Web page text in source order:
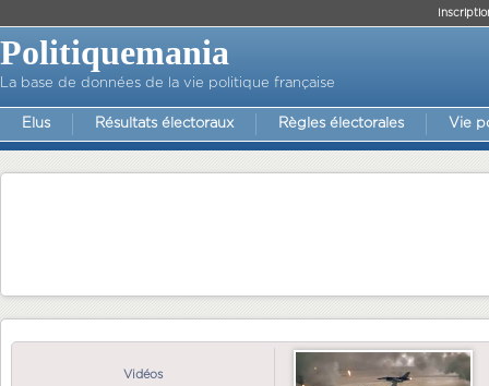
Politiquemania
La base de données de la vie politique française
Elus Résultats électoraux Règles électorales Vie
Vidéos